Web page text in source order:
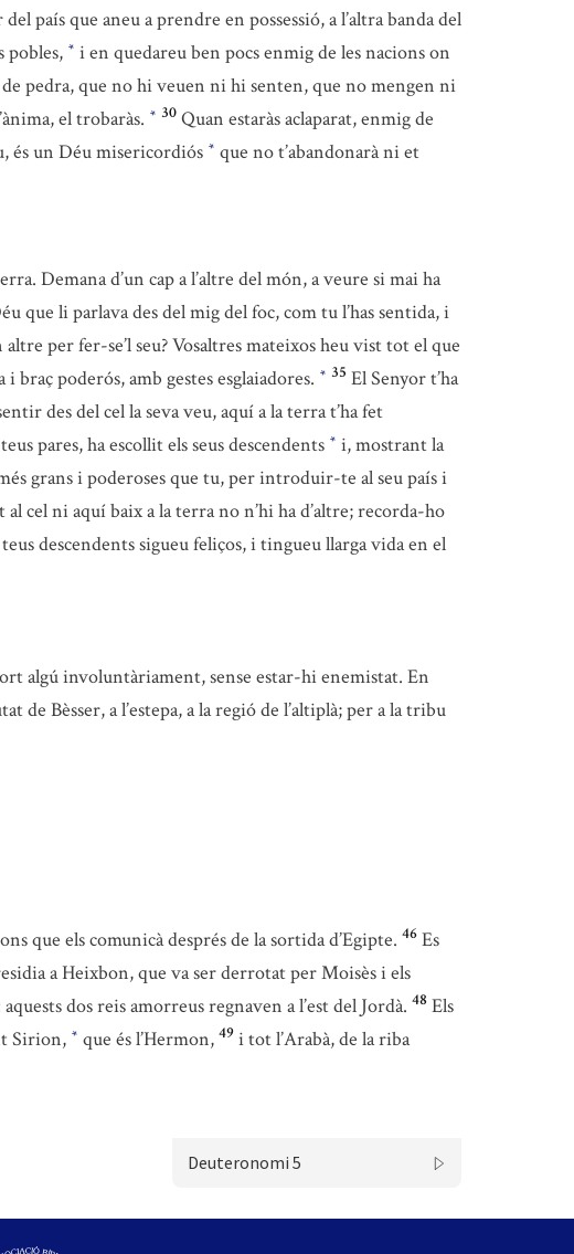
país que aneu a prendre en possessió, a l’altra banda del
pobles, * i en quedareu ben pocs enmig de les nacions on
de pedra, que no hi veuen ni hi senten, que no mengen ni
el trobaràs. * 30 Quan estaràs aclaparat, enmig de
és un Déu misericordiós * que no t’abandonarà ni et
Demana d’un cap a l’altre del món, a veure si mai ha
que li parlava des del mig del foc, com tu l’has sentida, i
per fer-se’l seu? Vosaltres mateixos heu vist tot el que
poderós, amb gestes esglaiadores. * 35 El Senyor t’ha
des del cel la seva veu, aquí a la terra t’ha fet
pares, ha escollit els seus descendents * i, mostrant la
grans i poderoses que tu, per introduir-te al seu país i
cel ni aquí baix a la terra no n’hi ha d’altre; recorda-ho
descendents sigueu feliços, i tingueu llarga vida en el
algú involuntàriament, sense estar-hi enemistat. En
de Bèsser, a l’estepa, a la regió de l’altiplà; per a la tribu
que els comunicà després de la sortida d’Egipte. 46 Es
a Heixbon, que va ser derrotat per Moisès i els
dos reis amorreus regnaven a l’est del Jordà. 48 Els
Sirion, * que és l’Hermon, 49 i tot l’Arabà, de la riba
Deuteronomi 5